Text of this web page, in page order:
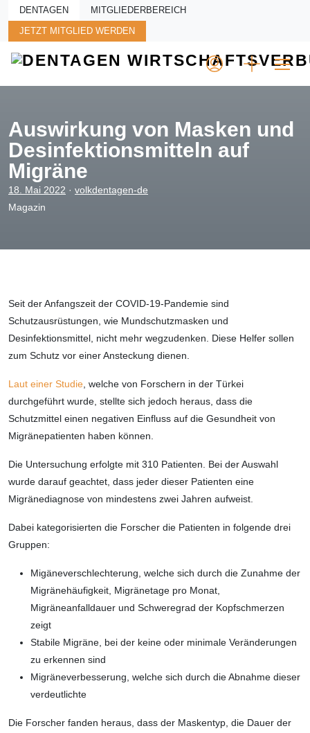
Skip to main content
DENTAGEN MITGLIEDERBEREICH
JETZT MITGLIED WERDEN
Auswirkung von Masken und
Desinfektionsmitteln auf
Migräne
18. Mai 2022 · volkdentagen-de
Magazin
Seit der Anfangszeit der COVID-19-Pandemie sind
Schutzausrüstungen, wie Mundschutzmasken und
Desinfektionsmittel, nicht mehr wegzudenken. Diese Helfer sollen
zum Schutz vor einer Ansteckung dienen.
Laut einer Studie , welche von Forschern in der Türkei
durchgeführt wurde, stellte sich jedoch heraus, dass die
Schutzmittel einen negativen Einfluss auf die Gesundheit von
Migränepatienten haben können.
Die Untersuchung erfolgte mit 310 Patienten. Bei der Auswahl
wurde darauf geachtet, dass jeder dieser Patienten eine
Migränediagnose von mindestens zwei Jahren aufweist.
Dabei kategorisierten die Forscher die Patienten in folgende drei
Gruppen:
Migäneverschlechterung, welche sich durch die Zunahme der
Migränehäufigkeit, Migränetage pro Monat,
Migräneanfalldauer und Schweregrad der Kopfschmerzen
zeigt
Stabile Migräne, bei der keine oder minimale Veränderungen
zu erkennen sind
Migräneverbesserung, welche sich durch die Abnahme dieser
verdeutlichte
Die Forscher fanden heraus, dass der Maskentyp, die Dauer der